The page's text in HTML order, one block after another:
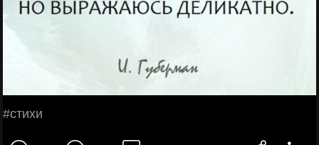
#стихи